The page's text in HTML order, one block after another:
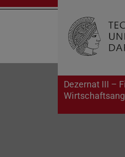
Dezernat III –